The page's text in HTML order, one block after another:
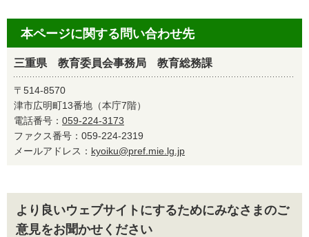
本ページに関する問い合わせ先
三重県 教育委員会事務局 教育総務課
〒514-8570
津市広明町13番地（本庁7階）
電話番号： 059-224-3173
ファクス番号：059-224-2319
メールアドレス： kyoiku@pref.mie.lg.jp
より良いウェブサイトにするためにみなさまのご
意見をお聞かせください